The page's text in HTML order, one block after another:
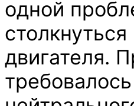
одной
двигателя.